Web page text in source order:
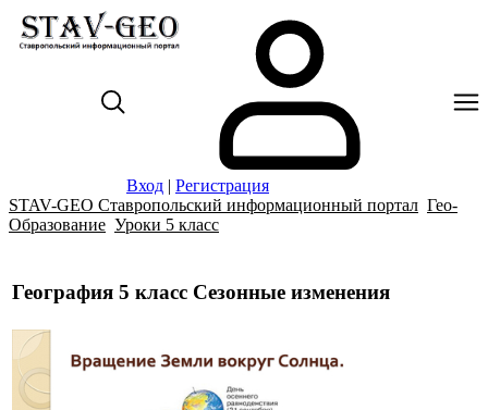
Вход | Регистрация
STAV-GEO Ставропольский информационный портал Гео-
Образование Уроки 5 класс
География 5 класс Сезонные изменения